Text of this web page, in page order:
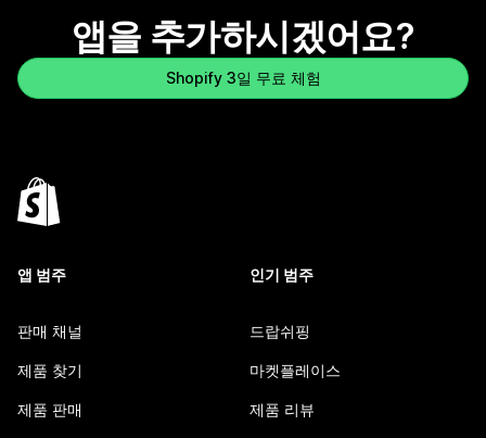
앱을 추가하시겠어요?
Shopify 3일 무료 체험
앱 범주
판매 채널
제품 찾기
제품 판매
인기 범주
드랍쉬핑
마켓플레이스
제품 리뷰